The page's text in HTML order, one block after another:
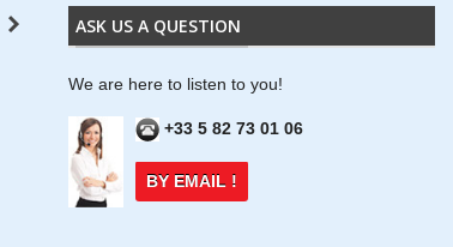
ASK US A QUESTION
We are here to listen to you!
+33 5 82 73 01 06
BY EMAIL !